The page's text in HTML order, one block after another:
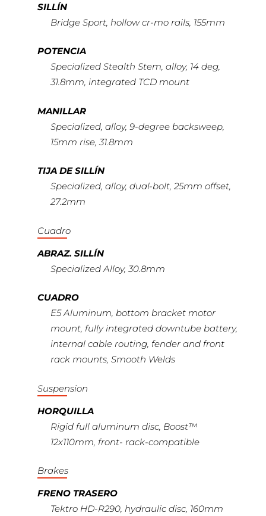
SILLÍN
Bridge Sport, hollow cr-mo rails, 155mm
POTENCIA
Specialized Stealth Stem, alloy, 14 deg,
31.8mm, integrated TCD mount
MANILLAR
Specialized, alloy, 9-degree backsweep,
15mm rise, 31.8mm
TIJA DE SILLÍN
Specialized, alloy, dual-bolt, 25mm offset,
27.2mm
Cuadro
ABRAZ. SILLÍN
Specialized Alloy, 30.8mm
CUADRO
E5 Aluminum, bottom bracket motor
mount, fully integrated downtube battery,
internal cable routing, fender and front
rack mounts, Smooth Welds
Suspension
HORQUILLA
Rigid full aluminum disc, Boost™
12x110mm, front- rack-compatible
Brakes
FRENO TRASERO
Tektro HD-R290, hydraulic disc, 160mm